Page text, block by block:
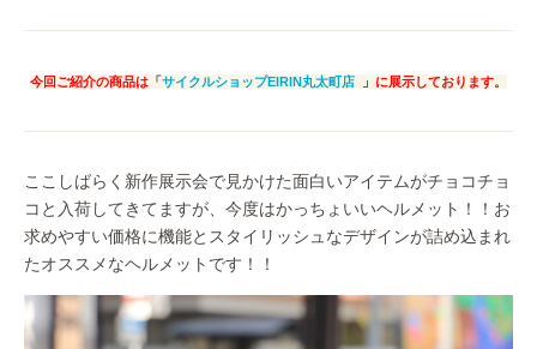
今回ご紹介の商品は 「サイクルショップEIRIN丸太町店 」 に展示しております。
ここしばらく新作展示会で見かけた面白いアイテムがチョコチョ
コと入荷してきてますが、今度はかっちょいいヘルメット！！お
求めやすい価格に機能とスタイリッシュなデザインが詰め込まれ
たオススメなヘルメットです！！